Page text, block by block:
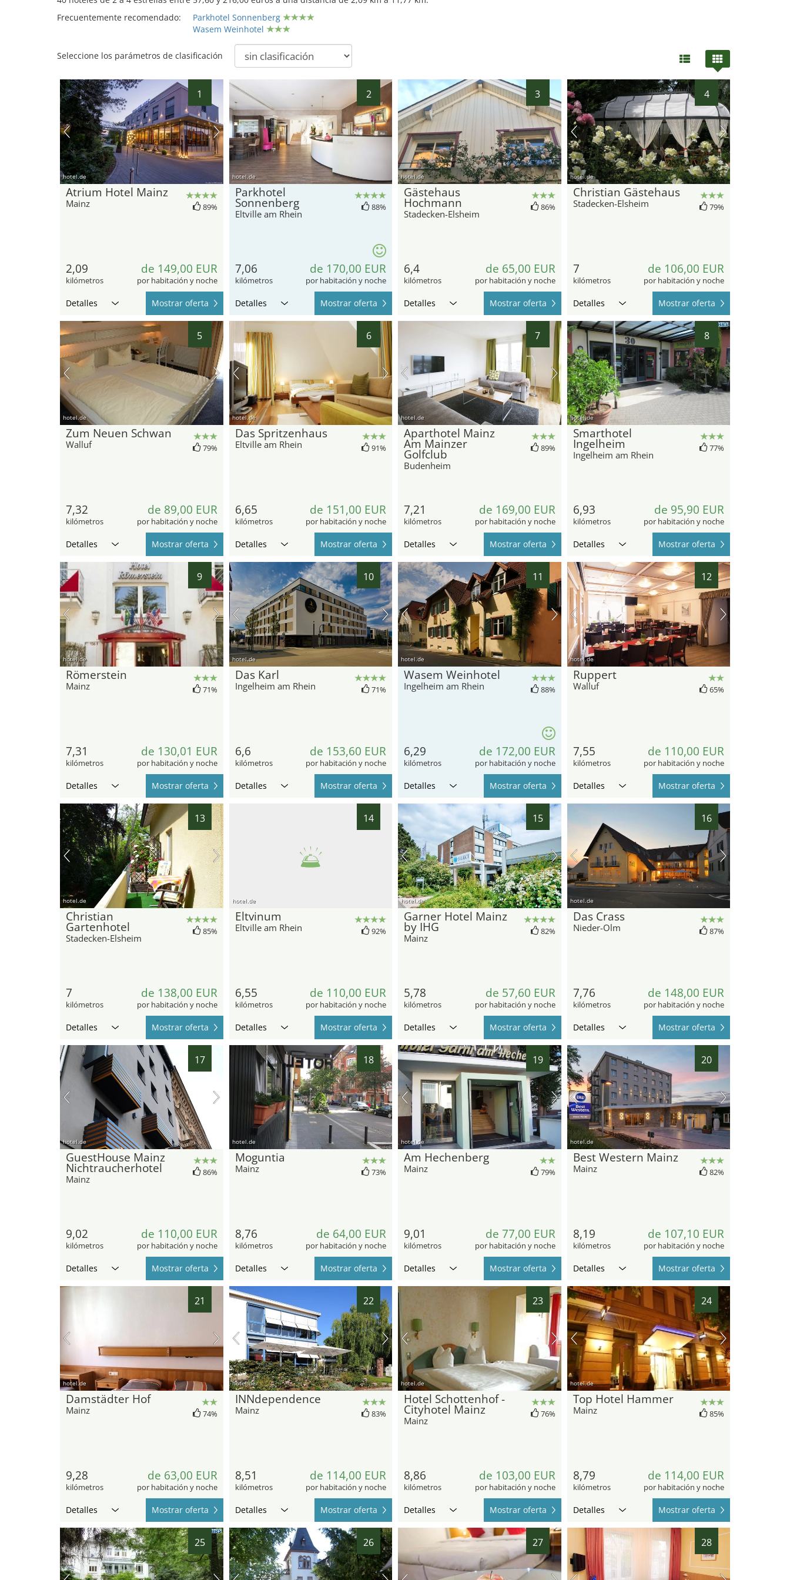
Frecuentemente recomendado:
Parkhotel Sonnenberg
Wasem Weinhotel
Seleccione los parámetros de clasificación
1
hotel.de
Atrium Hotel Mainz
Mainz 89%
2,09
kilómetros
de 149,00 EUR
por habitación y noche
Detalles Mostrar oferta
2
hotel.de
Parkhotel
Sonnenberg
Eltville am Rhein
88%
7,06
kilómetros
de 170,00 EUR
por habitación y noche
Detalles Mostrar oferta
3
hotel.de
Gästehaus
Hochmann
Stadecken-Elsheim
86%
6,4
kilómetros
de 65,00 EUR
por habitación y noche
Detalles Mostrar oferta
4
hotel.de
Christian Gästehaus
Stadecken-Elsheim 79%
7
kilómetros
de 106,00 EUR
por habitación y noche
Detalles Mostrar oferta
5
hotel.de
Zum Neuen Schwan
Walluf 79%
7,32
kilómetros
de 89,00 EUR
por habitación y noche
Detalles Mostrar oferta
6
hotel.de
Das Spritzenhaus
Eltville am Rhein 91%
6,65
kilómetros
de 151,00 EUR
por habitación y noche
Detalles Mostrar oferta
7
hotel.de
Aparthotel Mainz
Am Mainzer
Golfclub
Budenheim
89%
7,21
kilómetros
de 169,00 EUR
por habitación y noche
Detalles Mostrar oferta
8
hotel.de
Smarthotel
Ingelheim
Ingelheim am Rhein
77%
6,93
kilómetros
de 95,90 EUR
por habitación y noche
Detalles Mostrar oferta
9
hotel.de
Römerstein
Mainz 71%
7,31
kilómetros
de 130,01 EUR
por habitación y noche
Detalles Mostrar oferta
10
hotel.de
Das Karl
Ingelheim am Rhein 71%
6,6
kilómetros
de 153,60 EUR
por habitación y noche
Detalles Mostrar oferta
11
hotel.de
Wasem Weinhotel
Ingelheim am Rhein 88%
6,29
kilómetros
de 172,00 EUR
por habitación y noche
Detalles Mostrar oferta
12
hotel.de
Ruppert
Walluf 65%
7,55
kilómetros
de 110,00 EUR
por habitación y noche
Detalles Mostrar oferta
13
hotel.de
Christian
Gartenhotel
Stadecken-Elsheim
85%
7
kilómetros
de 138,00 EUR
por habitación y noche
Detalles Mostrar oferta
14
hotel.de
Eltvinum
Eltville am Rhein 92%
6,55
kilómetros
de 110,00 EUR
por habitación y noche
Detalles Mostrar oferta
15
hotel.de
Garner Hotel Mainz
by IHG
Mainz
82%
5,78
kilómetros
de 57,60 EUR
por habitación y noche
Detalles Mostrar oferta
16
hotel.de
Das Crass
Nieder-Olm 87%
7,76
kilómetros
de 148,00 EUR
por habitación y noche
Detalles Mostrar oferta
17
hotel.de
GuestHouse Mainz
Nichtraucherhotel
Mainz
86%
9,02
kilómetros
de 110,00 EUR
por habitación y noche
Detalles Mostrar oferta
18
hotel.de
Moguntia
Mainz 73%
8,76
kilómetros
de 64,00 EUR
por habitación y noche
Detalles Mostrar oferta
19
hotel.de
Am Hechenberg
Mainz 79%
9,01
kilómetros
de 77,00 EUR
por habitación y noche
Detalles Mostrar oferta
20
hotel.de
Best Western Mainz
Mainz 82%
8,19
kilómetros
de 107,10 EUR
por habitación y noche
Detalles Mostrar oferta
21
hotel.de
Damstädter Hof
Mainz 74%
9,28
kilómetros
de 63,00 EUR
por habitación y noche
Detalles Mostrar oferta
22
hotel.de
INNdependence
Mainz 83%
8,51
kilómetros
de 114,00 EUR
por habitación y noche
Detalles Mostrar oferta
23
hotel.de
Hotel Schottenhof -
Cityhotel Mainz
Mainz
76%
8,86
kilómetros
de 103,00 EUR
por habitación y noche
Detalles Mostrar oferta
24
hotel.de
Top Hotel Hammer
Mainz 85%
8,79
kilómetros
de 114,00 EUR
por habitación y noche
Detalles Mostrar oferta
25 26 27 28